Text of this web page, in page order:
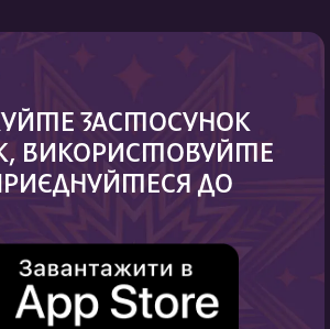
ЗАСТОСУНОК
ВИКОРИСТОВУЙТЕ
ДО